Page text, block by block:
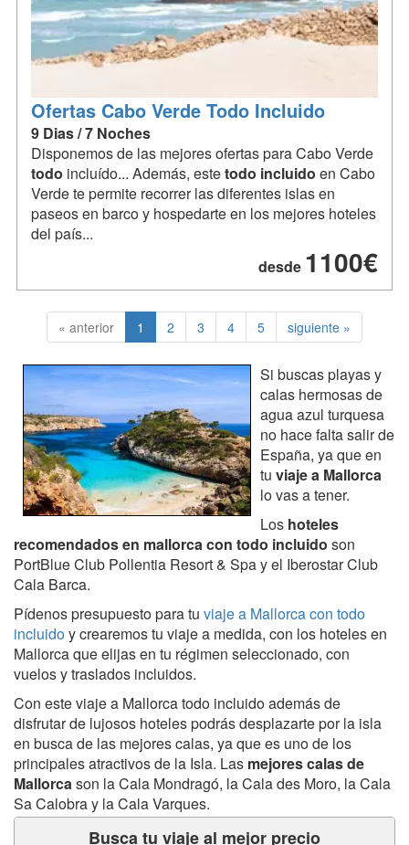
Ofertas Cabo Verde Todo Incluido
9 Dias / 7 Noches
Disponemos de las mejores ofertas para Cabo Verde
todo incluído... Además, estetodo incluido en Cabo
Verde te permite recorrer las diferentes islas en
paseos en barco y hospedarte en los mejores hoteles
del país...
desde 1100€
« anterior 1 2 3 4 5 siguiente »
Si buscas playas y
calas hermosas de
agua azul turquesa
no hace falta salir de
España, ya que en
tu viaje a Mallorca
lo vas a tener.
Los hoteles
recomendados en mallorca con todo incluido son
PortBlue Club Pollentia Resort & Spa yel IberostarClub
Cala Barca.
Pídenos presupuesto para tu viaje a Mallorca con todo
incluidoy crearemos tu viaje a medida, con los hoteles en
Mallorca que elijas en tu régimen seleccionado, con
vuelos y traslados incluidos.
Con este viaje a Mallorca todo incluido además de
disfrutar de lujosos hoteles podrás desplazarte por la isla
en busca de las mejores calas, ya que es uno de los
principales atractivos de la Isla. Las mejores calas de
Mallorcason la Cala Mondragó, la Cala des Moro, la Cala
Sa Calobra y la Cala Varques.
Busca tu viaje al mejor precio